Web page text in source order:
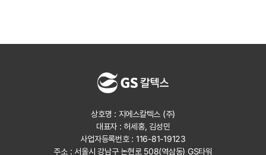
상호명 : 지에스칼텍스 (주)
대표자 : 허세홍, 김성민
사업자등록번호 : 116-81-19123
주소 : 서울시 강남구 논현로 508(역삼동) GS타워